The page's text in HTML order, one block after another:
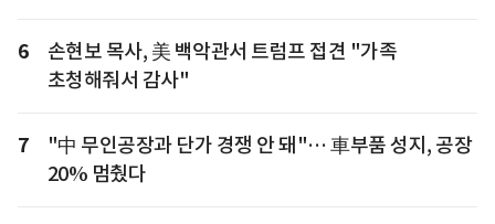
6
손현보 목사, 美 백악관서 트럼프 접견 "가족
초청해줘서 감사"
7
"中 무인공장과 단가 경쟁 안 돼"… 車부품 성지, 공장
20% 멈췄다